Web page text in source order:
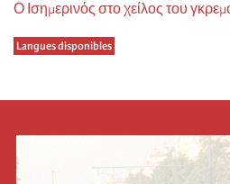
Ο Ισημερινός στο χείλος του
Langues disponibles